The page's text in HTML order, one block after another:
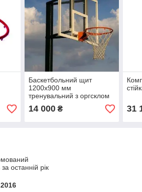
Баскетбольний щит
1200х900 мм
тренувальний з оргсклом
8мм
14 000₴ 31
останній рік